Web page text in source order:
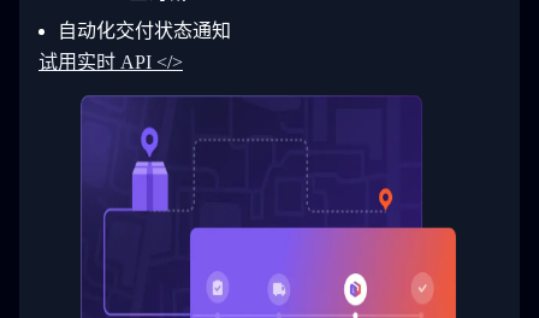
31
32
33
34
        ]
      }
    ]
  }
}
自动化交付状态通知
试用实时 API </>